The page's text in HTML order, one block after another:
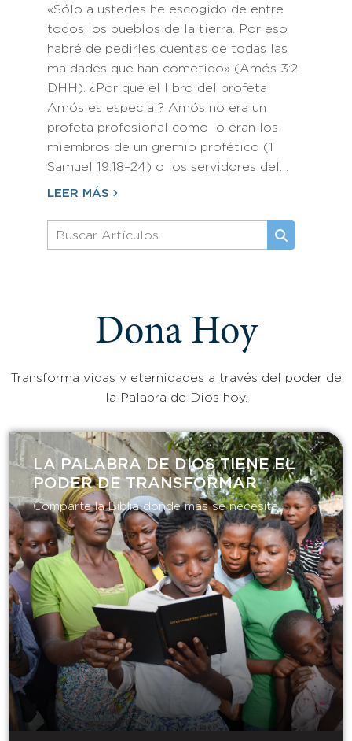
«Sólo a ustedes he escogido de entre
todos los pueblos de la tierra. Por eso
habré de pedirles cuentas de todas las
maldades que han cometido» (Amós 3:2
DHH). ¿Por qué el libro del profeta
Amós es especial? Amós no era un
profeta profesional como lo eran los
miembros de un gremio profético (1
Samuel 19:18–24) o los servidores del…
LEER MÁS
Dona Hoy
Transforma vidas y eternidades a través del poder de
la Palabra de Dios hoy.
LA PALABRA DE DIOS TIENE EL
PODER DE TRANSFORMAR​
Comparte la Biblia donde más se necesita.